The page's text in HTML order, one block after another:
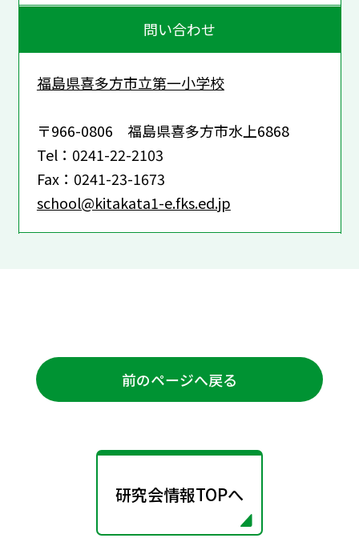
問い合わせ
福島県喜多方市立第一小学校
〒966-0806 福島県喜多方市水上6868
Tel：0241-22-2103
Fax：0241-23-1673
school@kitakata1-e.fks.ed.jp
前のページへ戻る
研究会情報TOPへ